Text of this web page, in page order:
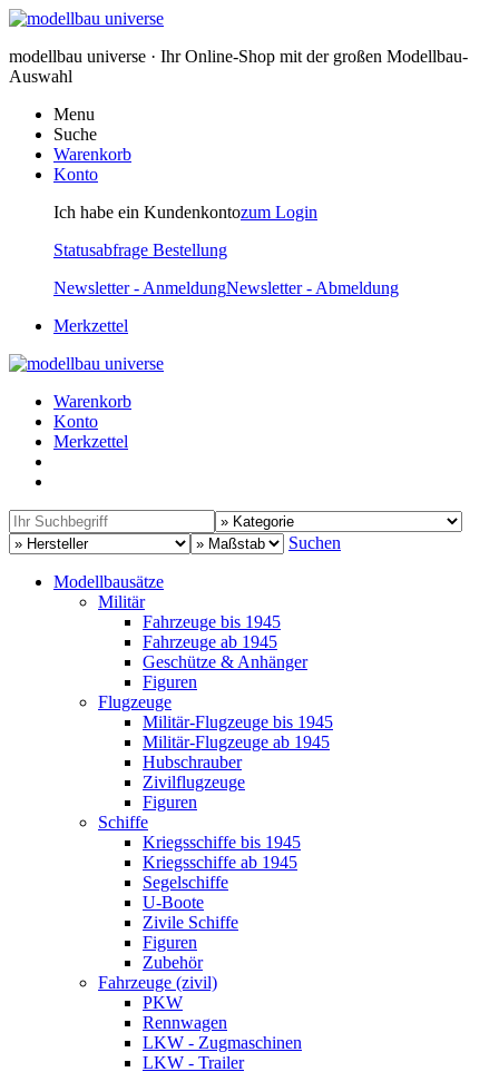
modellbau universe · Ihr Online-Shop mit der großen Modellbau-
Auswahl
Menu
Suche
Warenkorb
Konto
Ich habe ein Kundenkontozum Login
Statusabfrage Bestellung
Newsletter - AnmeldungNewsletter - Abmeldung
Merkzettel
Warenkorb
Konto
Merkzettel
Suchen
Modellbausätze
Militär
Fahrzeuge bis 1945
Fahrzeuge ab 1945
Geschütze & Anhänger
Figuren
Flugzeuge
Militär-Flugzeuge bis 1945
Militär-Flugzeuge ab 1945
Hubschrauber
Zivilflugzeuge
Figuren
Schiffe
Kriegsschiffe bis 1945
Kriegsschiffe ab 1945
Segelschiffe
U-Boote
Zivile Schiffe
Figuren
Zubehör
Fahrzeuge (zivil)
PKW
Rennwagen
LKW - Zugmaschinen
LKW - Trailer